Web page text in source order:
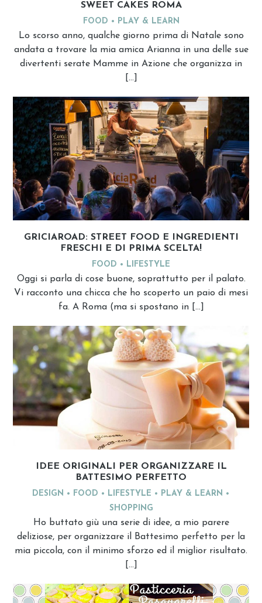
SWEET CAKES ROMA
FOOD PLAY & LEARN
Lo scorso anno, qualche giorno prima di Natale sono
andata a trovare la mia amica Arianna in una delle sue
divertenti serate Mamme in Azione che organizza in
[…]
GRICIAROAD: STREET FOOD E INGREDIENTI
FRESCHI E DI PRIMA SCELTA!
FOOD LIFESTYLE
Oggi si parla di cose buone, soprattutto per il palato.
Vi racconto una chicca che ho scoperto un paio di mesi
fa. A Roma (ma si spostano in […]
IDEE ORIGINALI PER ORGANIZZARE IL
BATTESIMO PERFETTO
DESIGN FOOD LIFESTYLE
PLAY & LEARN
SHOPPING
Ho buttato giù una serie di idee, a mio parere
deliziose, per organizzare il Battesimo perfetto per la
mia piccola, con il minimo sforzo ed il miglior risultato.
[…]